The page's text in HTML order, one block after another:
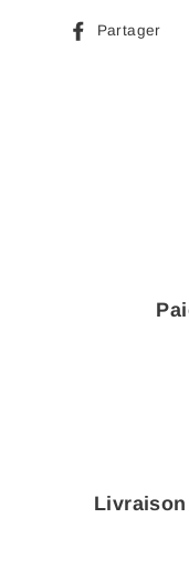
Partager